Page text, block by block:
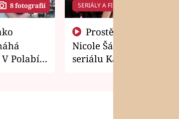
8 fotografií
Polabí
SERIÁLY A FILMY
Nicole Šáchová získala
seriálu Kamarádi